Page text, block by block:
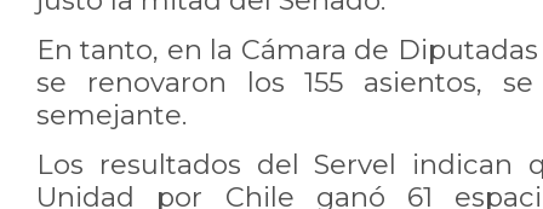
En tanto, en la Cámara de
se renovaron los 155 asientos,
semejante.
Los resultados del Servel indican
Unidad por Chile ganó 61